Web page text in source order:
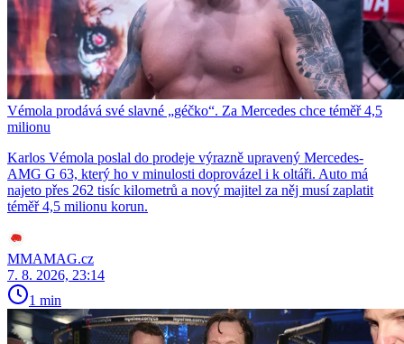
Vémola prodává své slavné „géčko“. Za Mercedes chce téměř 4,5
milionu
Karlos Vémola poslal do prodeje výrazně upravený Mercedes-
AMG G 63, který ho v minulosti doprovázel i k oltáři. Auto má
najeto přes 262 tisíc kilometrů a nový majitel za něj musí zaplatit
téměř 4,5 milionu korun.
MMAMAG.cz
7. 8. 2026, 23:14
1 min